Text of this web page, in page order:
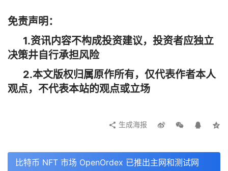
免责声明：
1.资讯内容不构成投资建议，投资者应独立
决策井自行承担风险
2.本文版权归属原作所有，仅代表作者本人
观点，不代表本站的观点或立场
生成海报
比特币 NFT 市场 OpenOrdex 已推出主网和测试网